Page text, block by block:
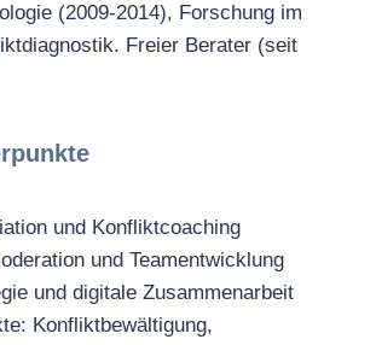
(2009-2014), Forschung im
Freier Berater (seit
und Konfliktcoaching
und Teamentwicklung
und digitale Zusammenarbeit
Konfliktbewältigung,